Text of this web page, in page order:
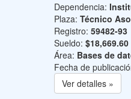
Dependencia:
Plaza: Técnico
Registro: 59482-93
Sueldo: $18,669.60
Área: Bases de
Fecha de
Ver detalles »